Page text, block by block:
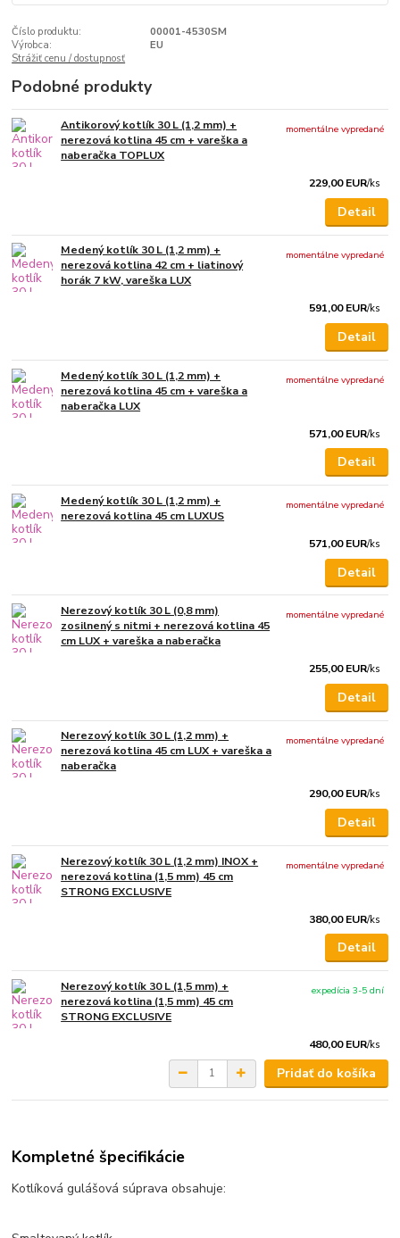
Číslo produktu:
00001-4530SM
Výrobca:
EU
Strážiť cenu / dostupnosť
Podobné produkty
Antikorový kotlík 30 L (1,2 mm) +
nerezová kotlina 45 cm + vareška a
naberačka TOPLUX
229,00 EUR/ks
momentálne vypredané
Detail
Medený kotlík 30 L (1,2 mm) +
nerezová kotlina 42 cm + liatinový
horák 7 kW, vareška LUX
591,00 EUR/ks
momentálne vypredané
Detail
Medený kotlík 30 L (1,2 mm) +
nerezová kotlina 45 cm + vareška a
naberačka LUX
571,00 EUR/ks
momentálne vypredané
Detail
Medený kotlík 30 L (1,2 mm) +
nerezová kotlina 45 cm LUXUS
571,00 EUR/ks
momentálne vypredané
Detail
Nerezový kotlík 30 L (0,8 mm)
zosilnený s nitmi + nerezová kotlina 45
cm LUX + vareška a naberačka
255,00 EUR/ks
momentálne vypredané
Detail
Nerezový kotlík 30 L (1,2 mm) +
nerezová kotlina 45 cm LUX + vareška a
naberačka
290,00 EUR/ks
momentálne vypredané
Detail
Nerezový kotlík 30 L (1,2 mm) INOX +
nerezová kotlina (1,5 mm) 45 cm
STRONG EXCLUSIVE
380,00 EUR/ks
momentálne vypredané
Detail
Nerezový kotlík 30 L (1,5 mm) +
nerezová kotlina (1,5 mm) 45 cm
STRONG EXCLUSIVE
480,00 EUR/ks
expedícia 3-5 dní
Pridať do košíka
Kompletné špecifikácie
Kotlíková gulášová súprava obsahuje: